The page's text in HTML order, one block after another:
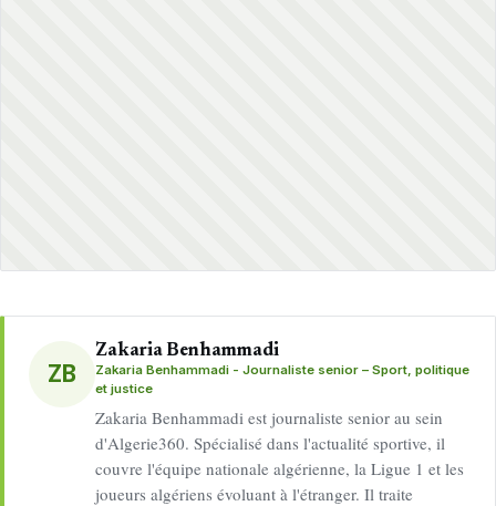
ZB
Zakaria Benhammadi
Zakaria Benhammadi - Journaliste senior – Sport, politique
et justice
Zakaria Benhammadi est journaliste senior au sein
d'Algerie360. Spécialisé dans l'actualité sportive, il
couvre l'équipe nationale algérienne, la Ligue 1 et les
joueurs algériens évoluant à l'étranger. Il traite